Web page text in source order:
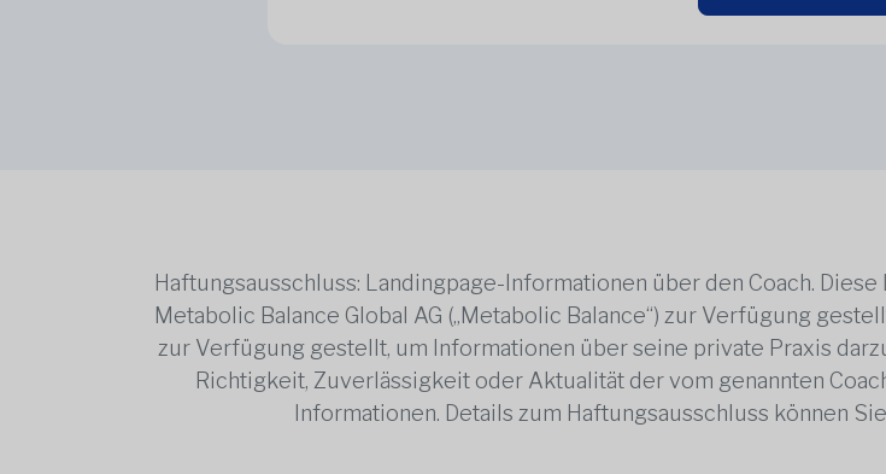
Haftungsausschluss: Landingpage-Informationen über den Coach.
Metabolic Balance Global AG („Metabolic Balance“) zur Verfügung
zur Verfügung gestellt, um Informationen über seine private Praxis
Richtigkeit, Zuverlässigkeit oder Aktualität der vom genannten
Informationen. Details zum Haftungsausschluss können